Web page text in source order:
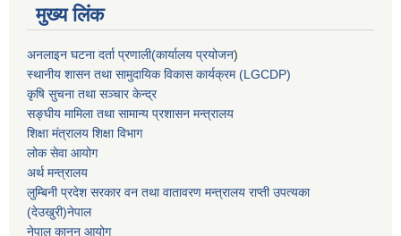
मुख्य लिंक
अनलाइन घटना दर्ता प्रणाली(कार्यालय प्रयोजन)
स्थानीय शासन तथा सामुदायिक विकास कार्यक्रम (LGCDP)
कृषि सुचना तथा सञ्चार केन्द्र
सङ्घीय मामिला तथा सामान्य प्रशासन मन्त्रालय
शिक्षा मंत्रालय शिक्षा विभाग
लोक सेवा आयोग
अर्थ मन्त्रालय
लुम्बिनी प्रदेश सरकार वन तथा वातावरण मन्त्रालय राप्ती उपत्यका
(देउखुरी)नेपाल
नेपाल कानुन आयोग